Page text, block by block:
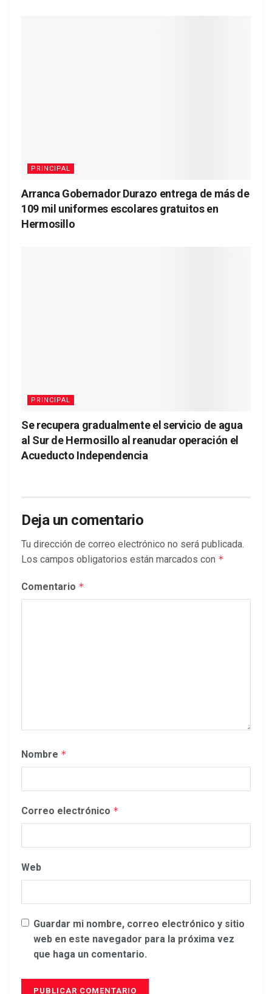
PRINCIPAL
Arranca Gobernador Durazo entrega de más de
109 mil uniformes escolares gratuitos en
Hermosillo
PRINCIPAL
Se recupera gradualmente el servicio de agua
al Sur de Hermosillo al reanudar operación el
Acueducto Independencia
Deja un comentario
Tu dirección de correo electrónico no será publicada.
Los campos obligatorios están marcados con *
Comentario *
Nombre *
Correo electrónico *
Web
Guardar mi nombre, correo electrónico y sitio
web en este navegador para la próxima vez
que haga un comentario.